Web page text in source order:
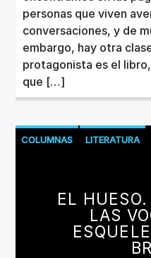
personas que viven
conversaciones, y de
embargo, hay otra
protagonista es el
que […]
COLUMNAS LITERATURA
EL
LAS